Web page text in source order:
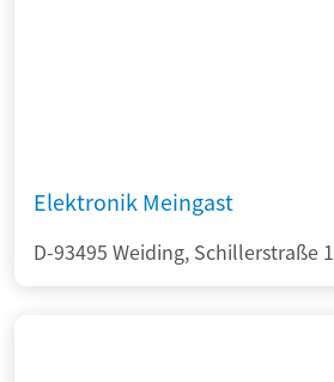
Elektronik Meingast
D-93495 Weiding, Schillerstraße 1